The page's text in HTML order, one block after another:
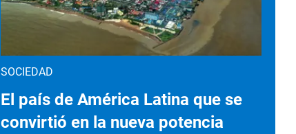
SOCIEDAD
El país de América Latina que se
convirtió en la nueva potencia